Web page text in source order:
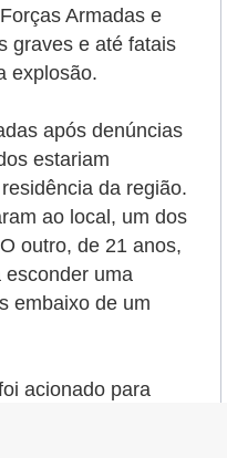
Armadas e
graves e até fatais
explosão.
após denúncias
estariam
da região.
ao local, um dos
outro, de 21 anos,
esconder uma
embaixo de um
acionado para